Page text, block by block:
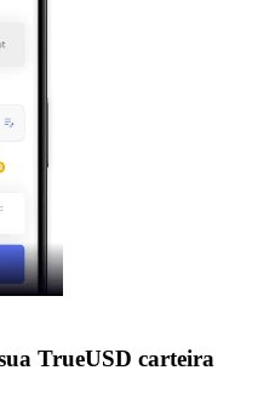
TrueUSD carteira